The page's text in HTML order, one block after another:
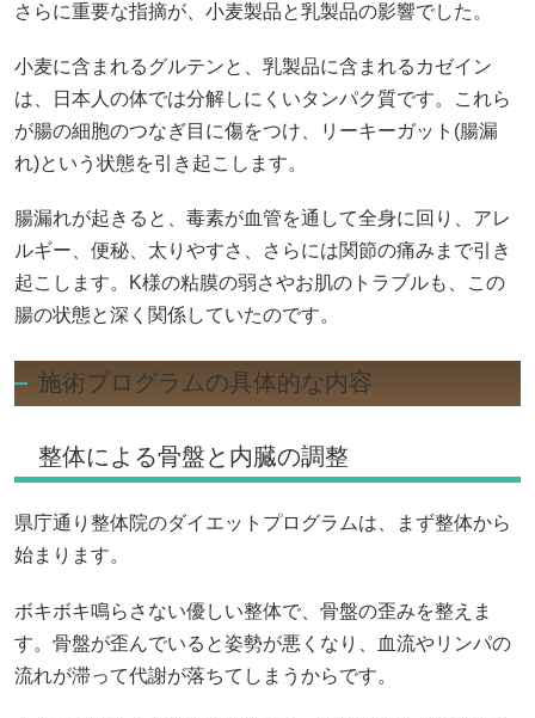
さらに重要な指摘が、小麦製品と乳製品の影響でした。
小麦に含まれるグルテンと、乳製品に含まれるカゼイン
は、日本人の体では分解しにくいタンパク質です。これら
が腸の細胞のつなぎ目に傷をつけ、リーキーガット(腸漏
れ)という状態を引き起こします。
腸漏れが起きると、毒素が血管を通して全身に回り、アレ
ルギー、便秘、太りやすさ、さらには関節の痛みまで引き
起こします。K様の粘膜の弱さやお肌のトラブルも、この
腸の状態と深く関係していたのです。
施術プログラムの具体的な内容
整体による骨盤と内臓の調整
県庁通り整体院のダイエットプログラムは、まず整体から
始まります。
ボキボキ鳴らさない優しい整体で、骨盤の歪みを整えま
す。骨盤が歪んでいると姿勢が悪くなり、血流やリンパの
流れが滞って代謝が落ちてしまうからです。